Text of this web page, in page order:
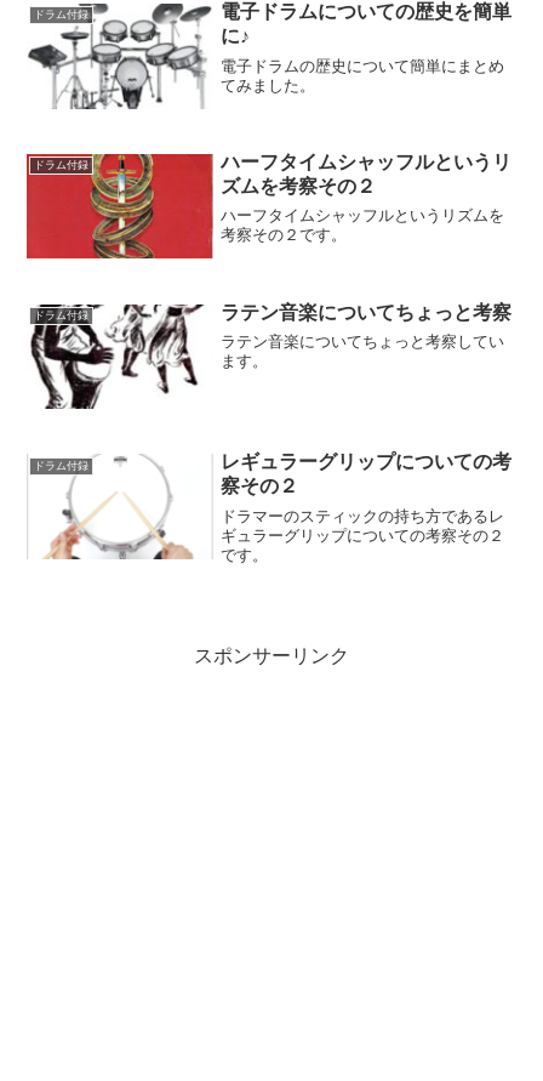
ドラム付録
電子ドラムについての歴史を簡単
に♪
電子ドラムの歴史について簡単にまとめ
てみました。
ドラム付録
ハーフタイムシャッフルというリ
ズムを考察その２
ハーフタイムシャッフルというリズムを
考察その２です。
ドラム付録 ラテン音楽についてちょっと考察
ラテン音楽についてちょっと考察してい
ます。
ドラム付録
レギュラーグリップについての考
察その２
ドラマーのスティックの持ち方であるレ
ギュラーグリップについての考察その２
です。
スポンサーリンク